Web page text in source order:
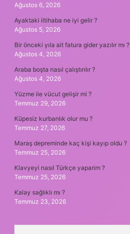
Ağustos 6, 2026
Ayaktaki iltihaba ne iyi gelir ?
Ağustos 5, 2026
Bir önceki yıla ait fatura gider yazılır mı ?
Ağustos 4, 2026
Araba boşta nasıl çalıştırılır ?
Ağustos 4, 2026
Yüzme ile vücut gelişir mi ?
Temmuz 29, 2026
Küpesiz kurbanlık olur mu ?
Temmuz 27, 2026
Maraş depreminde kaç kişi kayıp oldu ?
Temmuz 25, 2026
Klavyeyi nasıl Türkçe yaparim ?
Temmuz 25, 2026
Kalay sağlıklı mı ?
Temmuz 23, 2026